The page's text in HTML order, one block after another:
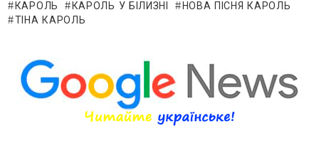
КАРОЛЬ КАРОЛЬ У БІЛИЗНІ
НОВА ПІСНЯ КАРОЛЬ
ТІНА КАРОЛЬ